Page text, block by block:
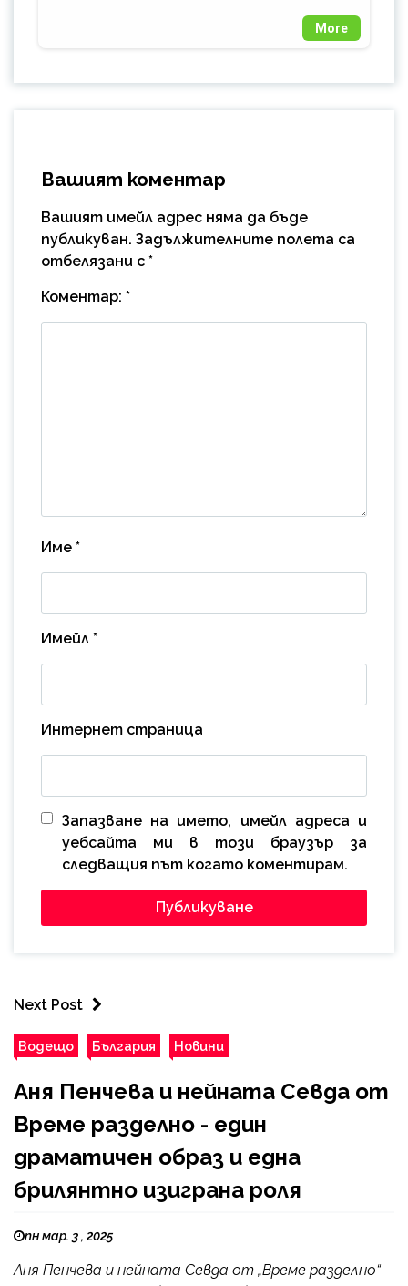
More
Вашият коментар
Вашият имейл адрес няма да бъде
публикуван. Задължителните полета са
отбелязани с *
Коментар: *
Име *
Имейл *
Интернет страница
Запазване на името, имейл адреса и
уебсайта ми в този браузър за
следващия път когато коментирам.
Next Post
Водещо България Новини
Аня Пенчева и нейната Севда от
Време разделно - един
драматичен образ и една
брилянтно изиграна роля
пн мар. 3 , 2025
Аня Пенчева и нейната Севда от „Време разделно“